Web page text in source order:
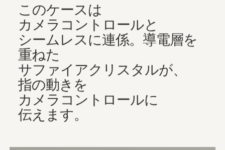
この​​ケースは​​
カメラコントロールと​​
シームレスに​​連係。​​導電層を​​
重ねた​​
サファイアクリスタルが、​​
指の​​動きを​​
カメラコントロールに​​
伝えます。